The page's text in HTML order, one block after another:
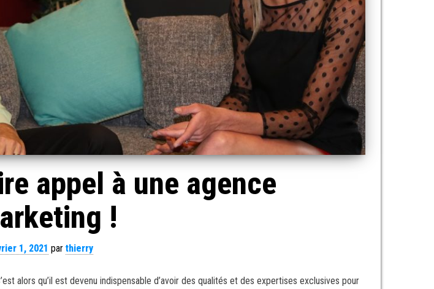
appel à une agence
!
1, 2021 par thierry
alors qu’il est devenu indispensable d’avoir des qualités et des expertises exclusives pour